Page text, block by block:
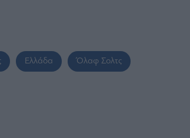
Ελλάδα Όλαφ Σολτς